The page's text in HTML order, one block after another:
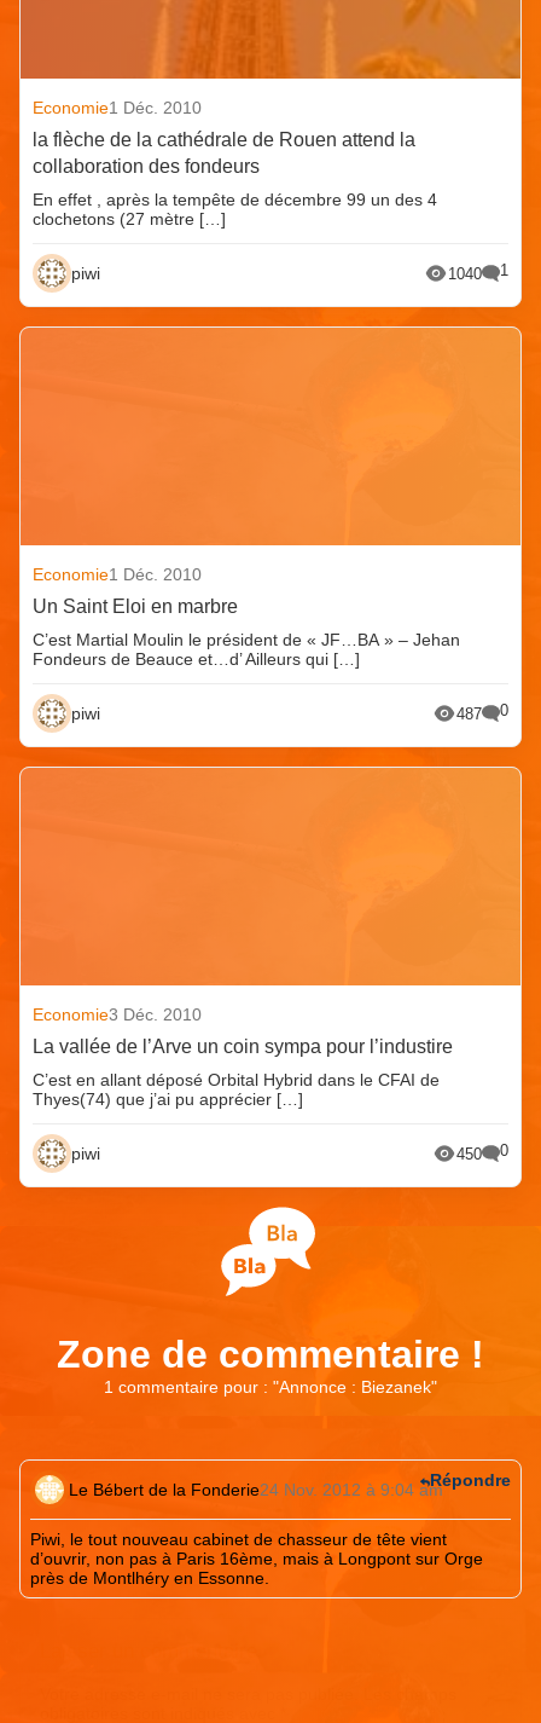
Economie1 Déc. 2010
la flèche de la cathédrale de Rouen attend la
collaboration des fondeurs
En effet , après la tempête de décembre 99 un des 4
clochetons (27 mètre […]
piwi 1040 1
Economie1 Déc. 2010
Un Saint Eloi en marbre
C’est Martial Moulin le président de « JF…BA » – Jehan
Fondeurs de Beauce et…d’ Ailleurs qui […]
piwi 487 0
Economie3 Déc. 2010
La vallée de l’Arve un coin sympa pour l’industire
C’est en allant déposé Orbital Hybrid dans le CFAI de
Thyes(74) que j’ai pu apprécier […]
piwi 450 0
Zone de commentaire !
1 commentaire pour : "Annonce : Biezanek"
Le Bébert de la Fonderie24 Nov. 2012 à 9:04 am
Piwi, le tout nouveau cabinet de chasseur de tête vient
d’ouvrir, non pas à Paris 16ème, mais à Longpont sur Orge
près de Montlhéry en Essonne.
Répondre